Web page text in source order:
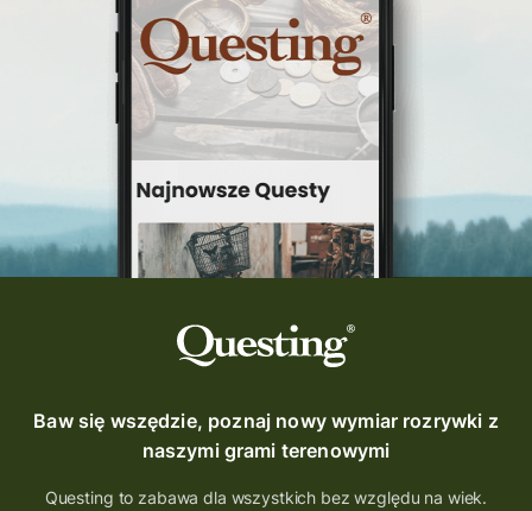
questinggryterenowe
Questing Świętokrzyskie
questing śląskie
Quest Szlak Przygody
przygoda
nowy quest
najlepsze questy
wycieczki
turystyka przygodowa
Szlak Przygody
szkolenie
szkło
scieżka questingowa
questy w Polsce
questujznami
QUESTOMANIA
questing.pl
Quest Koziołek Matołek
gra miejska
co zobaczyć na Śląsku
aplikacja questy
Baw się wszędzie, poznaj nowy wymiar rozrywki z
naszymi grami terenowymi
Questing to zabawa dla wszystkich bez względu na wiek.